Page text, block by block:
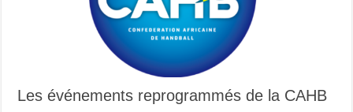
Les événements reprogrammés de la CAHB